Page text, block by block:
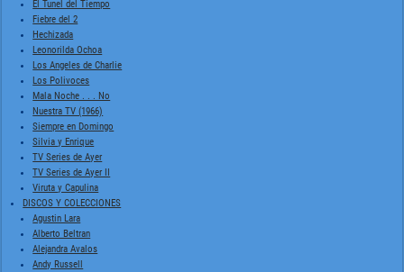
El Tunel del Tiempo
Fiebre del 2
Hechizada
Leonorilda Ochoa
Los Angeles de Charlie
Los Polivoces
Mala Noche . . . No
Nuestra TV (1966)
Siempre en Domingo
Silvia y Enrique
TV Series de Ayer
TV Series de Ayer II
Viruta y Capulina
DISCOS Y COLECCIONES
Agustin Lara
Alberto Beltran
Alejandra Avalos
Andy Russell